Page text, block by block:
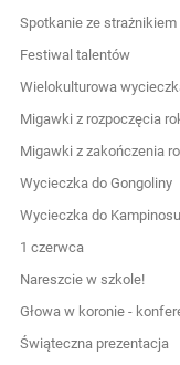
Spotkanie ze
Festiwal talentów
Wielokulturowa
Migawki z rozpoczęcia
Migawki z zakończenia
Wycieczka do Gongoliny
Wycieczka do Kampinosu
1 czerwca
Nareszcie w szkole!
Głowa w koronie -
Świąteczna prezentacja